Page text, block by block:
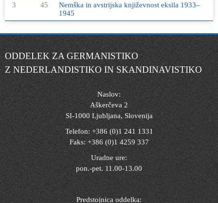
3
45
Nemška in avstrijska književnost eksila 1933–
1945
ODDELEK ZA GERMANISTIKO
Z NEDERLANDISTIKO IN SKANDINAVISTIKO
Naslov:
Aškerčeva 2
SI-1000 Ljubljana, Slovenija
Telefon: +386 (0)1 241 1331
Faks: +386 (0)1 4259 337
Uradne ure:
pon.-pet. 11.00-13.00
Predstojnica oddelka: